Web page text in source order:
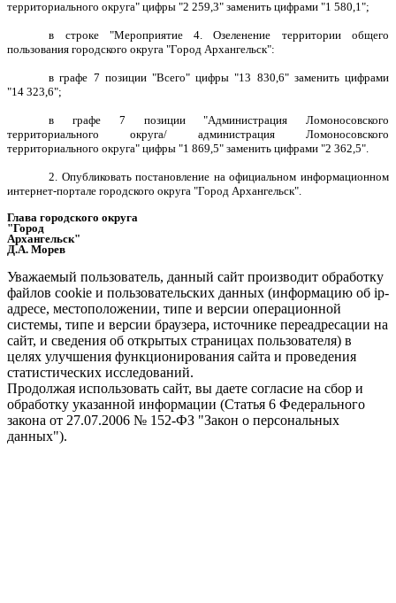
территориального округа" цифры "2 259,3" заменить цифрами "1 580,1";
в строке "Мероприятие 4. Озеленение территории общего
пользования городского округа "Город Архангельск":
в графе 7 позиции "Всего" цифры "13 830,6" заменить цифрами
"14 323,6";
в графе 7 позиции "Администрация Ломоносовского
территориального округа/ администрация Ломоносовского
территориального округа" цифры "1 869,5" заменить цифрами "2 362,5".
2. Опубликовать постановление на официальном информационном
интернет-портале городского округа "Город Архангельск".
Глава городского округа
"Город
Архангельск"
Д.А. Морев
Уважаемый пользователь, данный сайт производит обработку
файлов cookie и пользовательских данных (информацию об ip-
адресе, местоположении, типе и версии операционной
системы, типе и версии браузера, источнике переадресации на
сайт, и сведения об открытых страницах пользователя) в
целях улучшения функционирования сайта и проведения
статистических исследований.
Продолжая использовать сайт, вы даете согласие на сбор и
обработку указанной информации (Статья 6 Федерального
закона от 27.07.2006 № 152-ФЗ "Закон о персональных
данных").